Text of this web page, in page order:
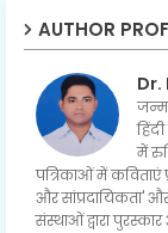
AUTHOR
Dr.
जन्म
में
पत्रिकाओं में कविताएं
और सांप्रदायिकता'
संस्थाओं द्वारा पुरस्कार